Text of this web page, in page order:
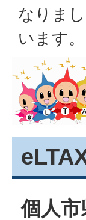
なりま
います。
個人市